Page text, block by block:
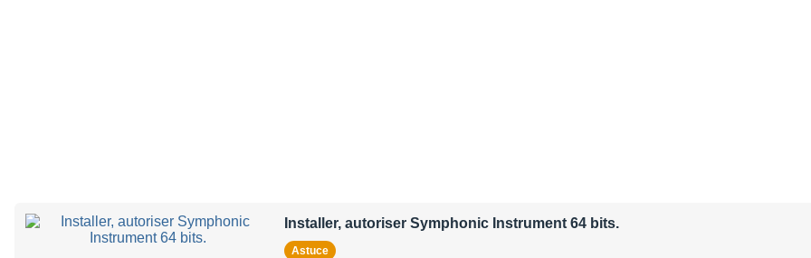
Installer, autoriser Symphonic Instrument 64 bits.
Astuce